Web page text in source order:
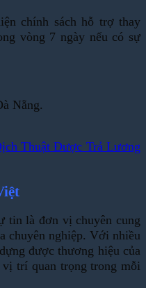
chính sách hỗ trợ thay
vòng 7 ngày nếu có sự
Nẵng.
Thuật Được Trả Lương
tin là đơn vị chuyên cung
chuyên nghiệp. Với nhiều
được thương hiệu của
trí quan trọng trong mỗi